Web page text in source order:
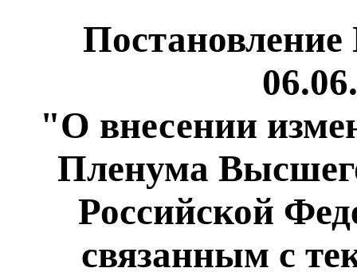
"О внесении
Пленума
Российской
связанным с